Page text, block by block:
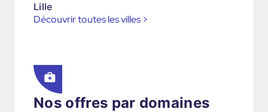
Lille
Découvrir toutes les villes >
Nos offres par domaines